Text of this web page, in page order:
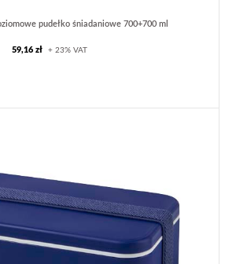
pudełko śniadaniowe 700+700 ml
59,16 zł + 23% VAT